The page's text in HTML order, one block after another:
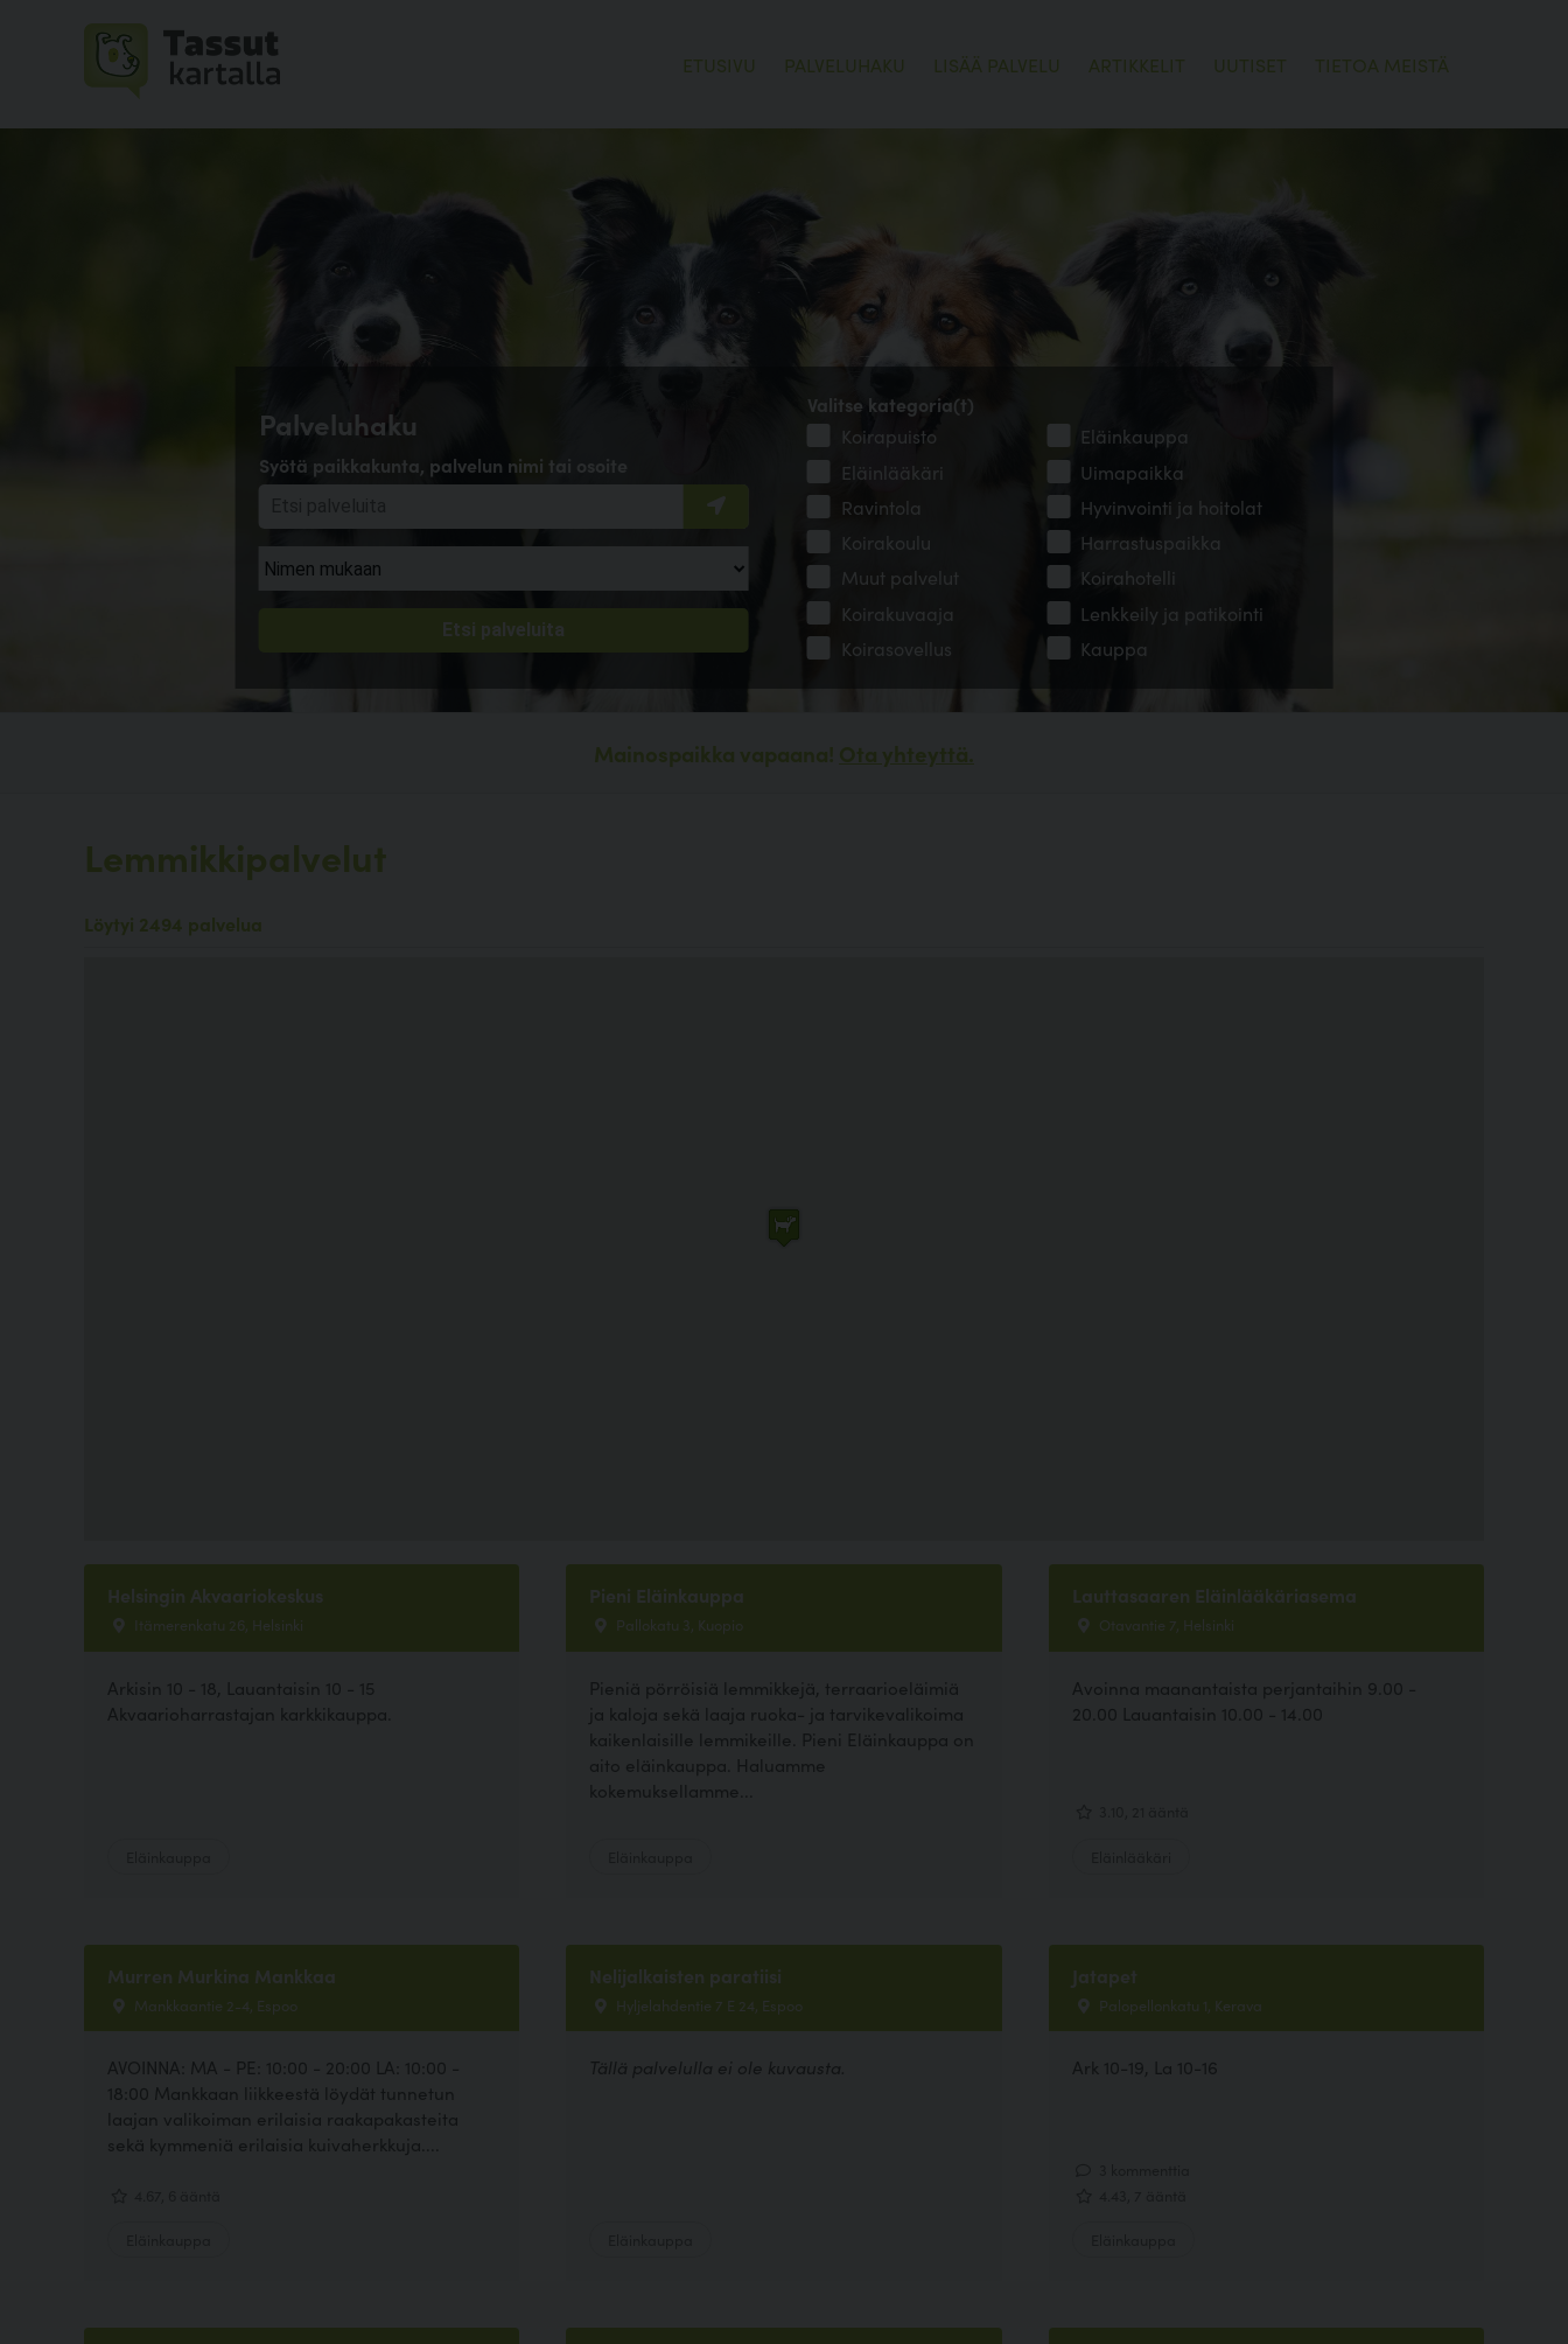
ETUSIVU PALVELUHAKU LISÄÄ PALVELU ARTIKKELIT UUTISET TIETOA MEISTÄ
Palveluhaku
Syötä paikkakunta, palvelun nimi tai osoite
Valitse kategoria(t)
Koirapuisto
Eläinkauppa
Eläinlääkäri
Uimapaikka
Ravintola
Hyvinvointi ja hoitolat
Koirakoulu
Harrastuspaikka
Muut palvelut
Koirahotelli
Koirakuvaaja
Lenkkeily ja patikointi
Koirasovellus
Kauppa
Mainospaikka vapaana! Ota yhteyttä.
Lemmikkipalvelut
Löytyi 2494 palvelua
Helsingin Akvaariokeskus
Itämerenkatu 26, Helsinki
Arkisin 10 - 18, Lauantaisin 10 - 15
Akvaarioharrastajan karkkikauppa.
Pieni Eläinkauppa
Pallokatu 3, Kuopio
Pieniä pörröisiä lemmikkejä, terraarioeläimiä
ja kaloja sekä laaja ruoka- ja tarvikevalikoima
kaikenlaisille lemmikeille. Pieni Eläinkauppa on
aito eläinkauppa. Haluamme
kokemuksellamme...
Lauttasaaren Eläinlääkäriasema
Otavantie 7, Helsinki
Avoinna maanantaista perjantaihin 9.00 -
20.00 Lauantaisin 10.00 - 14.00
Murren Murkina Mankkaa
Mankkaantie 2-4, Espoo
AVOINNA: MA - PE: 10:00 - 20:00 LA: 10:00 -
18:00 Mankkaan liikkeestä löydät tunnetun
laajan valikoiman erilaisia raakapakasteita
sekä kymmeniä erilaisia kuivaherkkuja....
Nelijalkaisten paratiisi
Hyljelahdentie 7 E 24, Espoo
Tällä palvelulla ei ole kuvausta.
Jatapet
Palopellonkatu 1, Kerava
Ark 10-19, La 10-16